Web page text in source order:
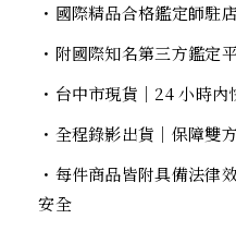
・國際精品合格鑑定師駐
・附國際知名第三方鑑
・台中市現貨｜24 小時內
・全程錄影出貨｜保障雙
・每件商品皆附具備法律
安全